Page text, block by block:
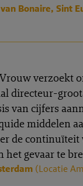
Bonaire, Sint
verzoekt
directeur-
van cijfers
middelen
de continuïteit
gevaar te
(Locatie